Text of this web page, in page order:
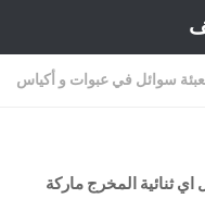
سوائل في عبوات و أكياس
اي ثنائية المخرج ماركة